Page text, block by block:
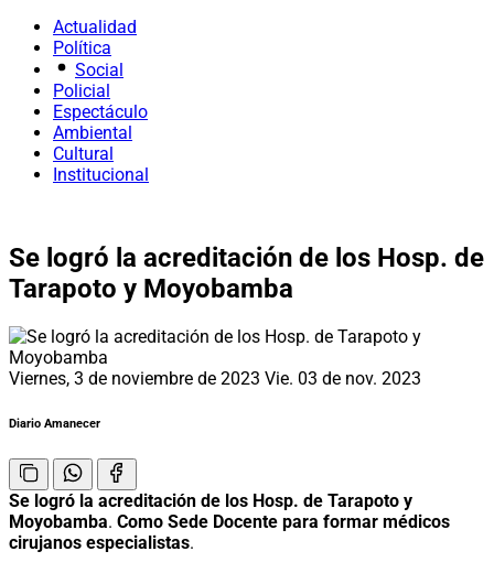
Actualidad
Política
Social
Policial
Espectáculo
Ambiental
Cultural
Institucional
Se logró la acreditación de los Hosp. de
Tarapoto y Moyobamba
Viernes, 3 de noviembre de 2023 Vie. 03 de nov. 2023
Diario Amanecer
Se logró la acreditación de los Hosp. de Tarapoto y
Moyobamba. Como Sede Docente para formar médicos
cirujanos especialistas.